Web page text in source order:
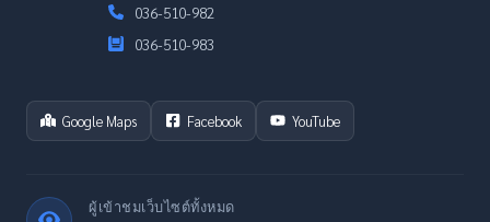
036-510-982
036-510-983
Google Maps Facebook YouTube
ผู้เข้าชมเว็บไซต์ทั้งหมด